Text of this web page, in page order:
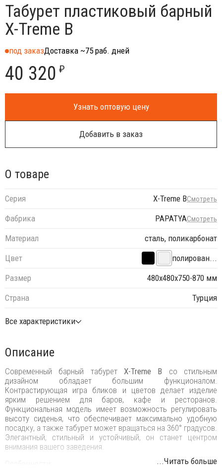
Табурет пластиковый барный
X-Treme B
под заказДоставка ~75 раб. дней
40 320 ₽
Узнать оптовую цену
Добавить в заказ
О товаре
Серия X-Treme BСмотреть
Фабрика PAPATYAСмотреть
Материал
сталь, поликарбонат
Цвет
полирован...
Размер
480х480х750-870 мм
Страна
Турция
Все характеристики
Описание
Современный барный табурет X-Treme B со стильным
дизайном обладает большим функционалом.
Контрастирующая игра бликов и цветов делает изделие
ярким решением для баров, кафе и ресторанов.
Функциональная модель имеет возможность регулировать
высоту сиденья, что обеспечивает максимально удобную
посадку, а также табурет может вращаться на 360° градусов.
Элегантный, стильный и устойчивый, он станет центром
внимания вашего заведения.
...Читать больше